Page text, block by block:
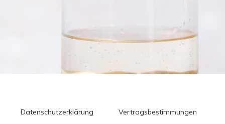
Datenschutzerklärung
Vertragsbestimmungen